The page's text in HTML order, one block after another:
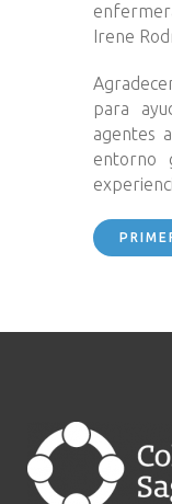
Irene
para
agentes
entorno